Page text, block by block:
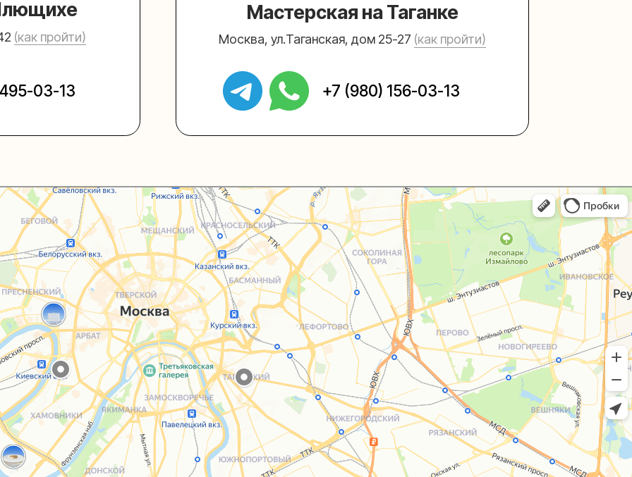
help@upakovali.online
Sospeso wrap
О нас
Блог
Каталог +7 (495) 005-03-13